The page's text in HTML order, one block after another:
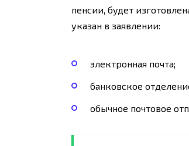
пенсии, будет
указан в заявлении:
электронная почта;
банковское
обычное почтовое